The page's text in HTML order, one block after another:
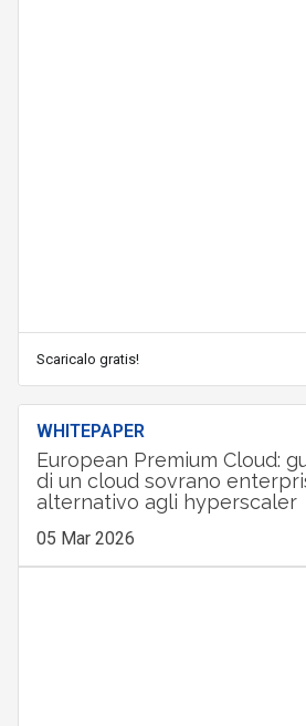
Scaricalo gratis!
WHITEPAPER
European Premium Cloud:
di un cloud sovrano
alternativo agli hyperscaler
05 Mar 2026